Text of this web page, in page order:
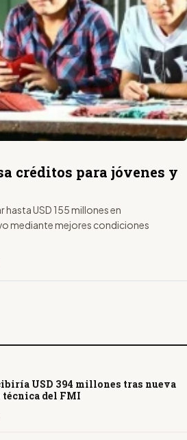
créditos para jóvenes y
USD 155 millones en
mediante mejores condiciones
USD 394 millones tras nueva
del FMI